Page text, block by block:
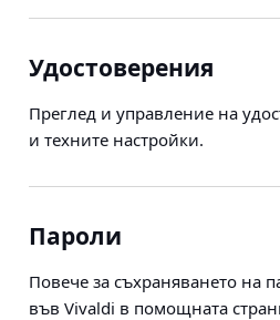
Удостоверения
Преглед и управление на
и техните настройки.
Пароли
Повече за съхраняването на
във Vivaldi в помощната